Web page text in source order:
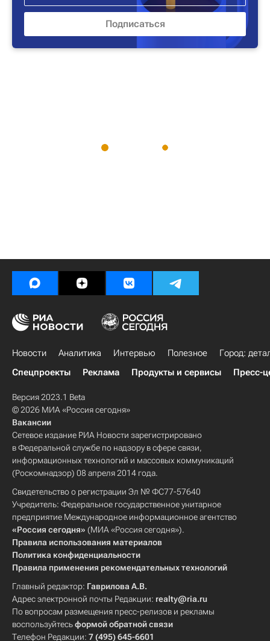
Новости Аналитика Интервью Полезное
Город:
Спецпроекты
Реклама Продукты и сервисы Пресс-
Версия 2023.1 Beta
© 2026 МИА «Россия сегодня»
Вакансии
Сетевое издание РИА Новости зарегистрировано
в Федеральной службе по надзору в сфере связи,
информационных технологий и массовых коммуникаций
(Роскомнадзор) 08 апреля 2014 года.
Свидетельство о регистрации Эл № ФС77-57640
Учредитель: Федеральное государственное унитарное
предприятие Международное информационное агентство
«Россия сегодня» (МИА «Россия сегодня»).
Правила использования материалов
Политика конфиденциальности
Правила применения рекомендательных технологий
Главный редактор: Гаврилова А.В.
Адрес электронной почты Редакции: realty@ria.ru
По вопросам размещения пресс-релизов и рекламы
воспользуйтесьформой обратной связи
Телефон Редакции: 7 (495) 645-6601